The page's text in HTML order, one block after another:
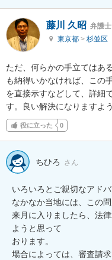
藤川 久昭 弁護士
東京都 > 杉並区
ただ、何らかの手立てはあ
も納得いかなければ、この
を直接示すなどして、詳細
す。良い解決になりますよ
役に立った 0
ちひろ さん
いろいろとご親切なアド
なかなか当地には、この
来月に入りましたら、法
ようと思って
おります。
場合によっては、審査請求